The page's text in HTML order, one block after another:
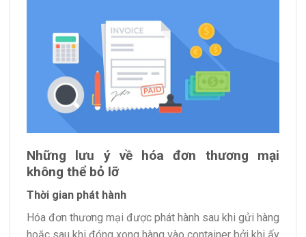
Những lưu ý về hóa đơn thương mại
không thể bỏ lỡ
Thời gian phát hành
Hóa đơn thương mại được phát hành sau khi gửi hàng